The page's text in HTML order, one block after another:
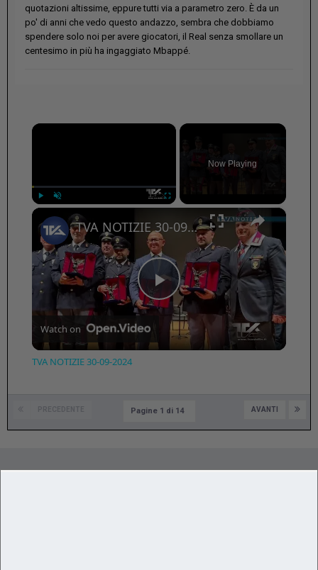
quotazioni altissime, eppure tutti via a parametro zero. È da un
po' di anni che vedo questo andazzo, sembra che dobbiamo
spendere solo noi per avere giocatori, il Real senza smollare un
centesimo in più ha ingaggiato Mbappé.
×
Now Playing
×
Play
Video
TVA NOTIZIE 30-09-2024
Watch on
TVA NOTIZIE 30-09-2024
AVANTI
Pagine 1 di 14